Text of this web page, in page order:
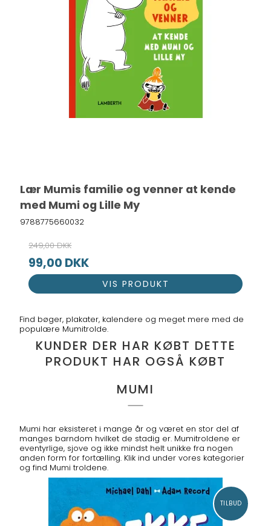
Lær Mumis familie og venner at kende
med Mumi og Lille My
9788775660032
249,00 DKK
99,00 DKK
VIS PRODUKT
Find bøger, plakater, kalendere og meget mere med de
populære Mumitrolde.
KUNDER DER HAR KØBT DETTE
PRODUKT HAR OGSÅ KØBT
MUMI
Mumi har eksisteret i mange år og været en stor del af
manges barndom hvilket de stadig er. Mumitroldene er
eventyrlige, sjove og ikke mindst helt unikke fra nogen
anden form for fortælling. Klik ind under vores kategorier
og find Mumi troldene.
TILBUD